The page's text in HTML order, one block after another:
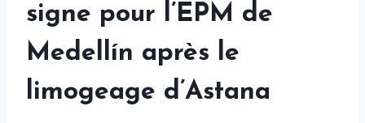
signe pour l’EPM de
Medellín après le
limogeage d’Astana